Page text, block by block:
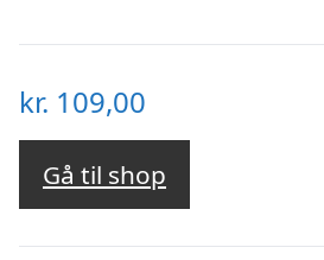
kr. 109,00
Gå til shop